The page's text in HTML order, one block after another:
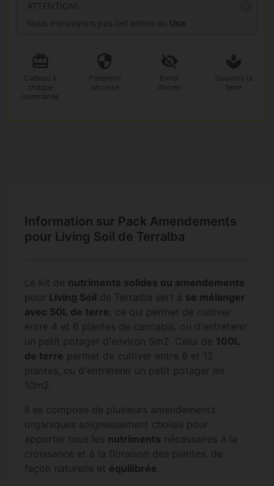
ATTENTION!
Nous n'envoyons pas cet article au Usa
Cadeau à
chaque
commande
Paiement
sécurisé
Envoi
discret
Sauvons la
terre
Information sur Pack Amendements
pour Living Soil de Terralba
Le kit de nutriments solides ou amendements
pour Living Soil de Terralba sert à se mélanger
avec 50L de terre, ce qui permet de cultiver
entre 4 et 6 plantes de cannabis, ou d'entretenir
un petit potager d'environ 5m2. Celui de 100L
de terre permet de cultiver entre 8 et 12
plantes, ou d'entretenir un petit potager de
10m2.
Il se compose de plusieurs amendements
organiques soigneusement choisis pour
apporter tous les nutriments nécessaires à la
croissance et à la floraison des plantes, de
façon naturelle et équilibrée.